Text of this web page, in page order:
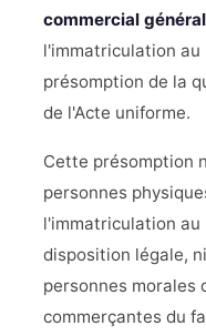
commercial général
l'immatriculation au
présomption de la
de l'Acte uniforme.
Cette présomption
personnes
l'immatriculation au
disposition légale,
personnes morales
commerçantes du